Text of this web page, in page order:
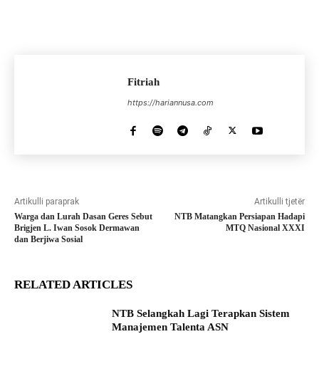
Fitriah
https://hariannusa.com
Artikulli paraprak
Warga dan Lurah Dasan Geres Sebut
Brigjen L. Iwan Sosok Dermawan
dan Berjiwa Sosial
Artikulli tjetër
NTB Matangkan Persiapan Hadapi
MTQ Nasional XXXI
RELATED ARTICLES
NTB Selangkah Lagi Terapkan Sistem
Manajemen Talenta ASN